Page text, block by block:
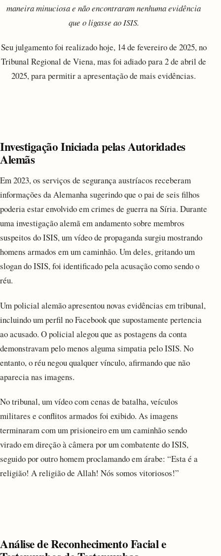
maneira minuciosa e não encontraram nenhuma evidência
que o ligasse ao ISIS.
Seu julgamento foi realizado hoje, 14 de fevereiro de 2025, no
Tribunal Regional de Viena, mas foi adiado para 2 de abril de
2025, para permitir a apresentação de mais evidências.
Investigação Iniciada pelas Autoridades
Alemãs
Em 2023, os serviços de segurança austríacos receberam
informações da Alemanha sugerindo que o pai de seis filhos
poderia estar envolvido em crimes de guerra na Síria. Durante
uma investigação alemã em andamento sobre membros
suspeitos do ISIS, um vídeo de propaganda surgiu mostrando
homens armados em um caminhão. Um deles, gritando um
slogan do ISIS, foi identificado pela acusação como sendo o
réu.
Um policial alemão apresentou novas evidências em tribunal,
incluindo um perfil no Facebook que supostamente pertencia
ao acusado. O policial alegou que as postagens da conta
demonstravam pelo menos alguma simpatia pelo ISIS. No
entanto, o réu negou qualquer vínculo, afirmando que não
aparecia nas imagens.
No tribunal, um vídeo com cenas de batalha, veículos
militares e conflitos armados foi exibido. As imagens
terminaram com um prisioneiro em um caminhão sendo
virado em direção à câmera por um combatente do ISIS,
seguido por outro homem proclamando em árabe: “Esta é a
religião! A religião de Allah! Nós somos vitoriosos!”
Análise de Reconhecimento Facial e